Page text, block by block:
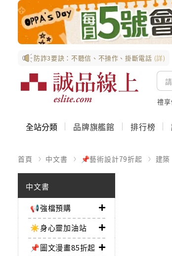
防詐3要訣：不聽信、不操作、掛斷電話 (詳)
禮
全站分類 品牌旗艦館 排行榜
首頁 中文書 📌藝術設計79折起 建築
中文書
📢強檔預購
☀️身心靈加油站
📌圖文漫畫85折起